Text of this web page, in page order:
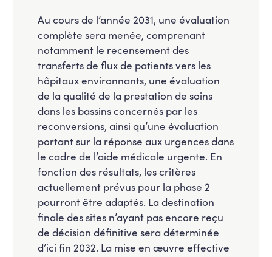
Au cours de l’année 2031, une évaluation
complète sera menée, comprenant
notamment le recensement des
transferts de flux de patients vers les
hôpitaux environnants, une évaluation
de la qualité de la prestation de soins
dans les bassins concernés par les
reconversions, ainsi qu’une évaluation
portant sur la réponse aux urgences dans
le cadre de l’aide médicale urgente. En
fonction des résultats, les critères
actuellement prévus pour la phase 2
pourront être adaptés. La destination
finale des sites n’ayant pas encore reçu
de décision définitive sera déterminée
d’ici fin 2032. La mise en œuvre effective